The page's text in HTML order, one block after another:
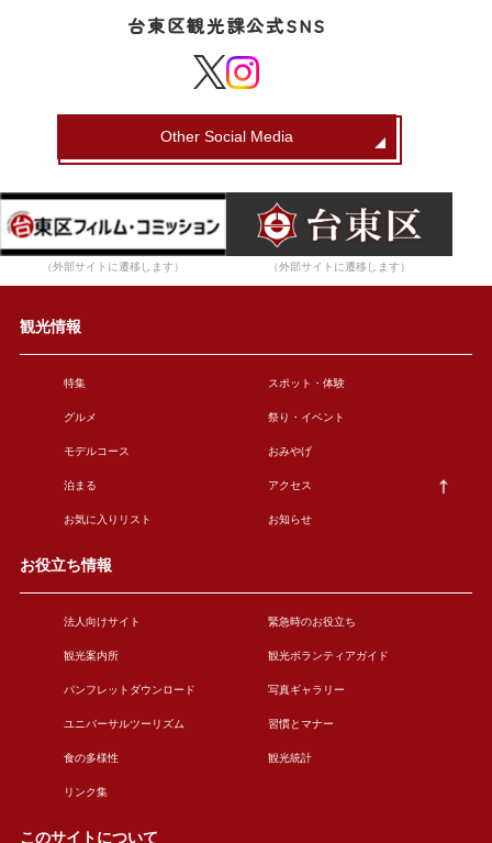
台東区観光課公式SNS
Other Social Media
（外部サイトに遷移します） （外部サイトに遷移します）
観光情報
特集 スポット・体験
グルメ 祭り・イベント
モデルコース おみやげ
泊まる アクセス
お気に入りリスト お知らせ
お役立ち情報
法人向けサイト 緊急時のお役立ち
観光案内所 観光ボランティアガイド
パンフレットダウンロード 写真ギャラリー
ユニバーサルツーリズム 習慣とマナー
食の多様性 観光統計
リンク集
このサイトについて